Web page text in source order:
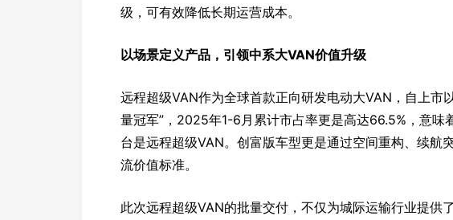
级，可有效降低长期运营成本。
以场景定义产品，引领中系大VAN价值升级
远程超级VAN作为全球首款正向研发电动大VAN，自上市
量冠军”，2025年1-6月累计市占率更是高达66.5%，意味
台是远程超级VAN。创富版车型更是通过空间重构、续航
流价值标准。
此次远程超级VAN的批量交付，不仅为城际运输行业提供